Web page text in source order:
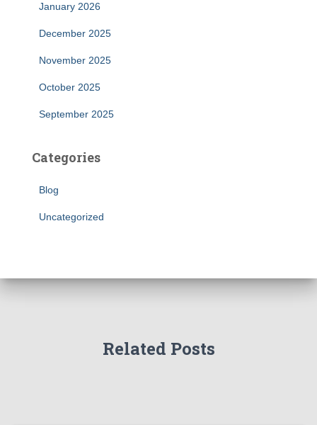
January 2026
December 2025
November 2025
October 2025
September 2025
Categories
Blog
Uncategorized
Related Posts